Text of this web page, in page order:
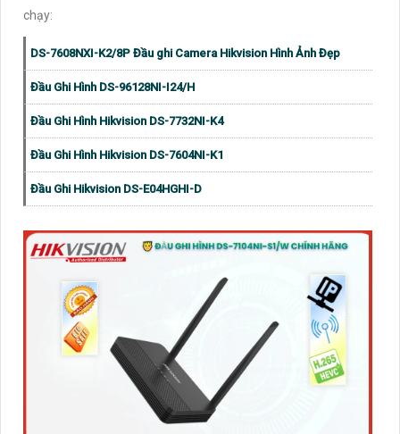
chạy:
DS-7608NXI-K2/8P Đầu ghi Camera Hikvision Hình Ảnh Đẹp
Đầu Ghi Hình DS-96128NI-I24/H
Đầu Ghi Hình Hikvision DS-7732NI-K4
Đầu Ghi Hình Hikvision DS-7604NI-K1
Đầu Ghi Hikvision DS-E04HGHI-D